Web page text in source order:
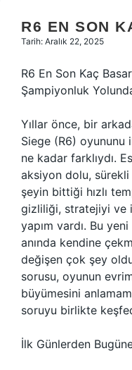
Hakkımızda
R6 EN SON
Tarih: Aralık 22, 2025
R6 En Son Kaç
Şampiyonluk
Yıllar önce, bir
Siege (R6)
ne kadar farklıydı.
aksiyon dolu,
şeyin bittiği hızlı
gizliliği, stratejiyi ve
yapım vardı. Bu
anında kendine
değişen çok şey
sorusu, oyunun
büyümesini
soruyu birlikte
İlk Günlerden